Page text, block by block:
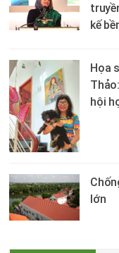
kế
Họa
hội
lớn